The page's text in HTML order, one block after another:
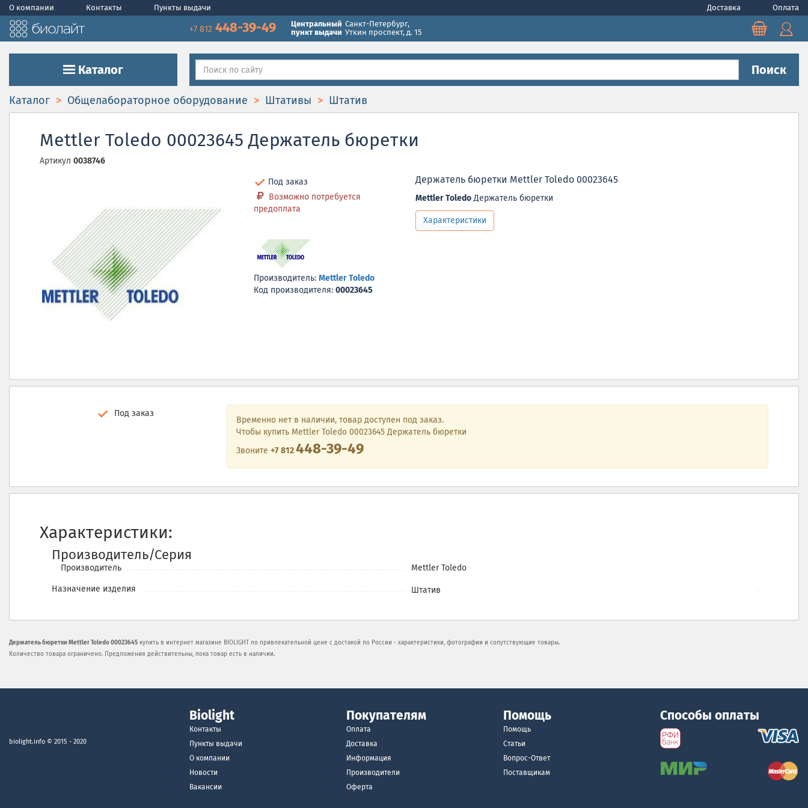
О компании Контакты Пункты выдачи Доставка Оплата
+7 812 448-39-49
Центральный
пункт выдачи
Санкт-Петербург,
Уткин проспект, д. 15
Каталог Поиск
Каталог Общелабораторное оборудование Штативы Штатив
Mettler Toledo 00023645 Держатель бюретки
Артикул 0038746
Под заказ
Возможно потребуется
предоплата
Производитель: Mettler Toledo
Код производителя: 00023645
Держатель бюретки Mettler Toledo 00023645
Mettler ToledoДержатель бюретки
Характеристики
Под заказ
Временно нет в наличии, товар доступен под заказ.
Чтобы купить Mettler Toledo 00023645 Держатель бюретки
Звоните +7 812448-39-49
Характеристики:
Производитель/Серия
Производитель Mettler Toledo
Назначение изделия Штатив
Держатель бюретки Mettler Toledo 00023645 купить в интернет магазине BIOLIGHT по привлекательной цене с достакой по России - характеристики, фотографии и сопутствующие товары.
Количество товара ограничено. Предложения действительны, пока товар есть в наличии.
biolight.info © 2015 - 2020
Biolight
Контакты
Пункты выдачи
О компании
Новости
Вакансии
Покупателям
Оплата
Доставка
Информация
Производители
Оферта
Помощь
Помощь
Статьи
Вопрос-Ответ
Поставщикам
Способы оплаты